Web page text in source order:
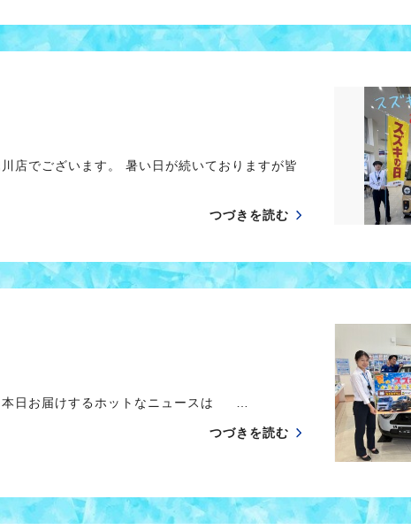
店でございます。 暑い日が続いておりますが皆
つづきを読む
日お届けするホットなニュースは …
つづきを読む